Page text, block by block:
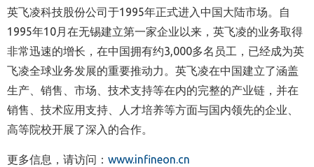
英飞凌科技股份公司于1995年正式进入中国大陆市场。自
1995年10月在无锡建立第一家企业以来，英飞凌的业务取得
非常迅速的增长，在中国拥有约3,000多名员工，已经成为英
飞凌全球业务发展的重要推动力。英飞凌在中国建立了涵盖
生产、销售、市场、技术支持等在内的完整的产业链，并在
销售、技术应用支持、人才培养等方面与国内领先的企业、
高等院校开展了深入的合作。
更多信息 ， 请访问 ： www.infineon.cn